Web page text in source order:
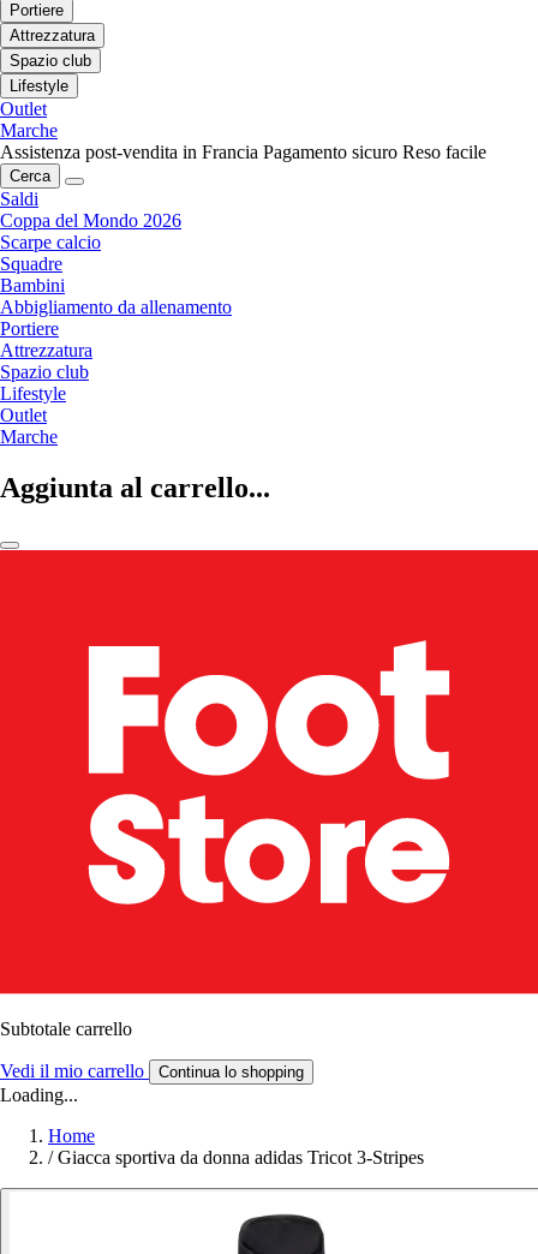
Portiere
Attrezzatura
Spazio club
Lifestyle
Outlet
Marche
Assistenza post-vendita in Francia Pagamento sicuro Reso facile
Cerca
Saldi
Coppa del Mondo 2026
Scarpe calcio
Squadre
Bambini
Abbigliamento da allenamento
Portiere
Attrezzatura
Spazio club
Lifestyle
Outlet
Marche
Aggiunta al carrello...
Subtotale carrello
Vedi il mio carrello Continua lo shopping
Loading...
Home
/ Giacca sportiva da donna adidas Tricot 3-Stripes